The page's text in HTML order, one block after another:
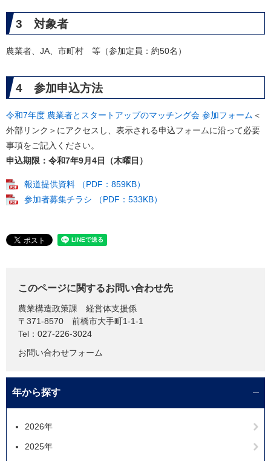
3 対象者
農業者、JA、市町村 等（参加定員：約50名）
4 参加申込方法
令和7年度 農業者とスタートアップのマッチング会 参加フォーム ＜
外部リンク＞ にアクセスし、表示される申込フォームに沿って必要
事項をご記入ください。
申込期限：令和7年9月4日（木曜日）
報道提供資料 （PDF：859KB）
参加者募集チラシ （PDF：533KB）
このページに関するお問い合わせ先
農業構造政策課
経営体支援係
〒371-8570
前橋市大手町1-1-1
Tel：027-226-3024
お問い合わせフォーム
年から探す
2026年
2025年